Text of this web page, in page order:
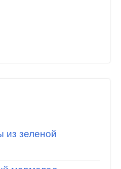
из зеленой